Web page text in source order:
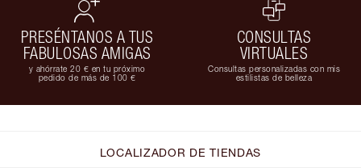
PRESÉNTANOS A TUS
FABULOSAS AMIGAS
y ahórrate 20 € en tu próximo
pedido de más de 100 €
CONSULTAS
VIRTUALES
Consultas personalizadas con mis
estilistas de belleza
LOCALIZADOR DE TIENDAS